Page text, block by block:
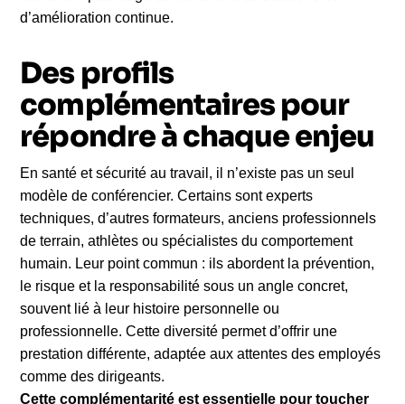
d’amélioration continue.
Des profils
complémentaires pour
répondre à chaque enjeu
En santé et sécurité au travail, il n’existe pas un seul
modèle de conférencier. Certains sont experts
techniques, d’autres formateurs, anciens professionnels
de terrain, athlètes ou spécialistes du comportement
humain. Leur point commun : ils abordent la prévention,
le risque et la responsabilité sous un angle concret,
souvent lié à leur histoire personnelle ou
professionnelle. Cette diversité permet d’offrir une
prestation différente, adaptée aux attentes des employés
comme des dirigeants.
Cette complémentarité est essentielle pour toucher